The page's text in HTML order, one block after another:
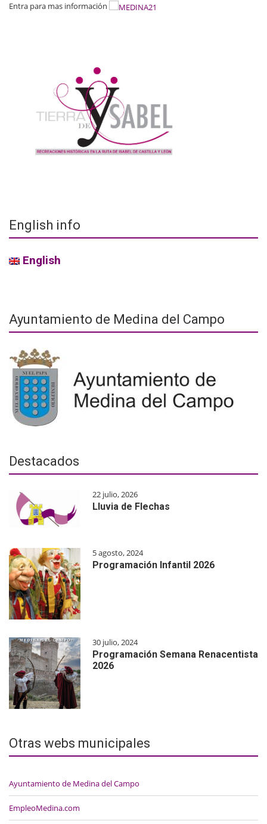
Entra para mas información
English info
English
Ayuntamiento de Medina del Campo
Destacados
22 julio, 2026
Lluvia de Flechas
5 agosto, 2024
Programación Infantil 2026
30 julio, 2024
Programación Semana Renacentista
2026
Otras webs municipales
Ayuntamiento de Medina del Campo
EmpleoMedina.com